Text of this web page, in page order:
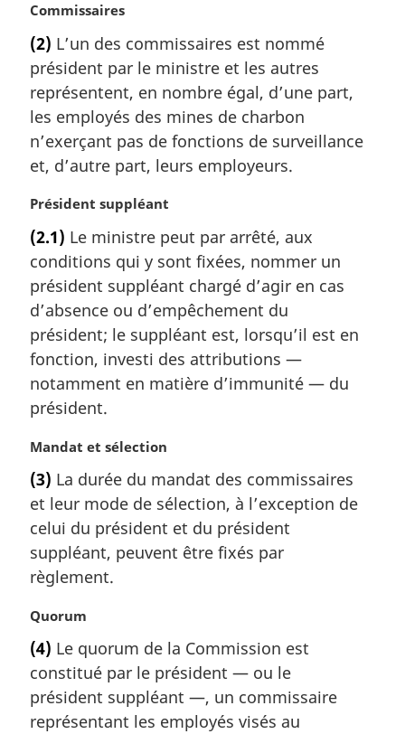
a
l
e
:
N
t
e
m
a
g
i
a
l
e
:
Commissaires
(2) L’un des commissaires est nommé
président par le ministre et les autres
représentent, en nombre égal, d’une part,
les employés des mines de charbon
n’exerçant pas de fonctions de surveillance
et, d’autre part, leurs employeurs.
N
t
e
m
a
g
i
n
a
l
e
Président suppléant
(2.1) Le ministre peut par arrêté, aux
conditions qui y sont fixées, nommer un
président suppléant chargé d’agir en cas
d’absence ou d’empêchement du
président; le suppléant est, lorsqu’il est en
fonction, investi des attributions —
notamment en matière d’immunité — du
président.
N
t
e
m
a
g
n
a
e
:
Mandat et sélection
(3) La durée du mandat des commissaires
et leur mode de sélection, à l’exception de
celui du président et du président
suppléant, peuvent être fixés par
règlement.
N
t
e
m
a
Quorum
(4) Le quorum de la Commission est
constitué par le président — ou le
président suppléant —, un commissaire
représentant les employés visés au